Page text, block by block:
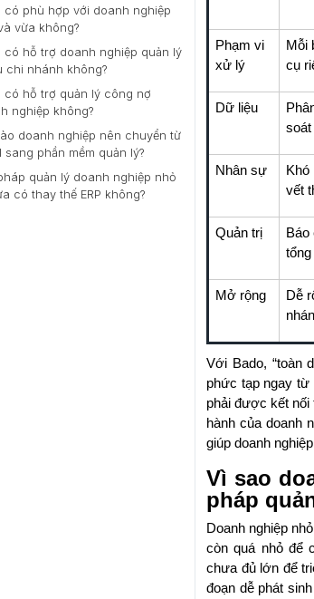
có phù hợp với doanh nghiệp
vừa không?
có hỗ trợ doanh nghiệp quản lý
chi nhánh không?
có hỗ trợ quản lý công nợ
nghiệp không?
doanh nghiệp nên chuyển từ
sang phần mềm quản lý?
quản lý doanh nghiệp nhỏ
có thay thế ERP không?
Phạm vi
xử lý
Mỗi
cụ
Dữ liệu
soát
Nhân sự
Khó
vết
Quản trị
Báo
Mở rộng
Dễ
Với Bado, “toàn
phức tạp ngay từ
phải được kết nối
hành của doanh
giúp doanh
Vì sao
pháp
Doanh nghiệp
còn quá nhỏ để
chưa đủ lớn để
đoạn dễ phát